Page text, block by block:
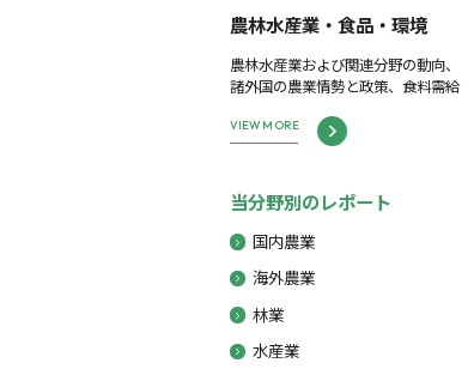
農林水産業・食品・環境
農林水産業および関連分野の動向、
諸外国の農業情勢と政策、食料需給
VIEW MORE
当分野別のレポート
国内農業
海外農業
林業
水産業